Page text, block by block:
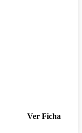
Ver Ficha